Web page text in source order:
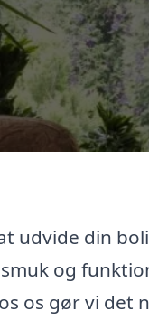
udvide din
og
os gør vi det